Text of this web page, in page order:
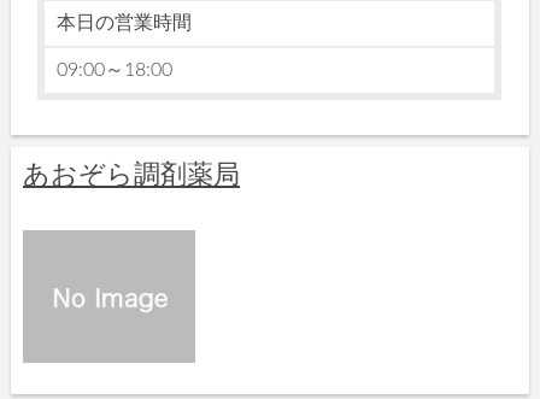
本日の営業時間
09:00～18:00
あおぞら調剤薬局